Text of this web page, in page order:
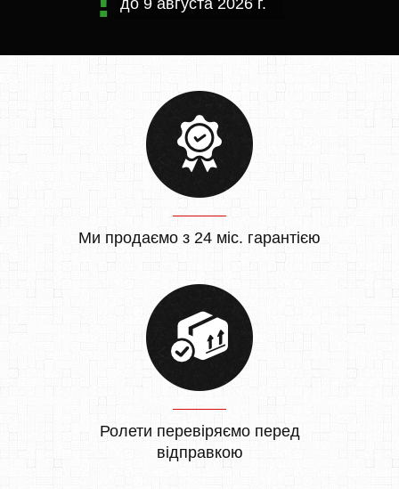
до 9 августа 2026 г.
Ми продаємо з 24 міс. гарантією
Ролети перевіряємо перед
відправкою